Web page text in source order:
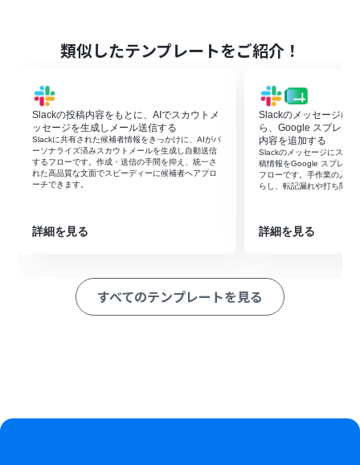
はじめに、SlackとGoogle スプレッドシートをYoomと連
携します
プが押されたら」というアクションを設定します
続いて、オペレーションでSlackの「 特定のメッセージを
取得 」アクションを設定して、スタンプが押されたメッ
セージ情報を取得します
続いて、オペレーションでSlackの「ユーザー情報を取
得」アクションを設定し、スタンプを押したユーザーの情
報を取得します
「レコードを追加する」アクションを設定し、取得した情
報を指定のスプレッドシートに追加します
ペレーション」：トリガー起動後、フロー内で処理を行うアク
定してください
類似したテンプレートをご紹介！
Slackの投稿内容をもとに、AIでスカウトメ
ッセージを生成しメール送信する
Slackに共有された候補者情報をきっかけに、AIがパ
ーソナライズ済みスカウトメールを生成し自動送信
するフローです。作成・送信の手間を抑え、統一さ
れた高品質な文面でスピーディーに候補者へアプロ
ーチできます。
詳細を見る
Slackのメッセージに
ら、Google スプレッ
内容を追加する
Slackのメッセージにスタ
稿情報をGoogle スプレッ
フローです。手作業の入力
らし、転記漏れや打ち間違
詳細を見る
すべてのテンプレートを見る